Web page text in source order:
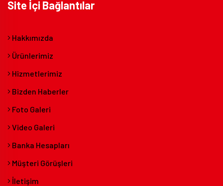
Site İçi Bağlantılar
Hakkımızda
Ürünlerimiz
Hizmetlerimiz
Bizden Haberler
Foto Galeri
Video Galeri
Banka Hesapları
Müşteri Görüşleri
İletişim